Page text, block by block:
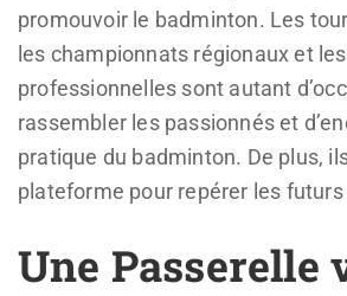
promouvoir le badminton. Les
les championnats régionaux et
professionnelles sont autant
rassembler les passionnés et
pratique du badminton. De plus,
plateforme pour repérer les
Une Passerelle